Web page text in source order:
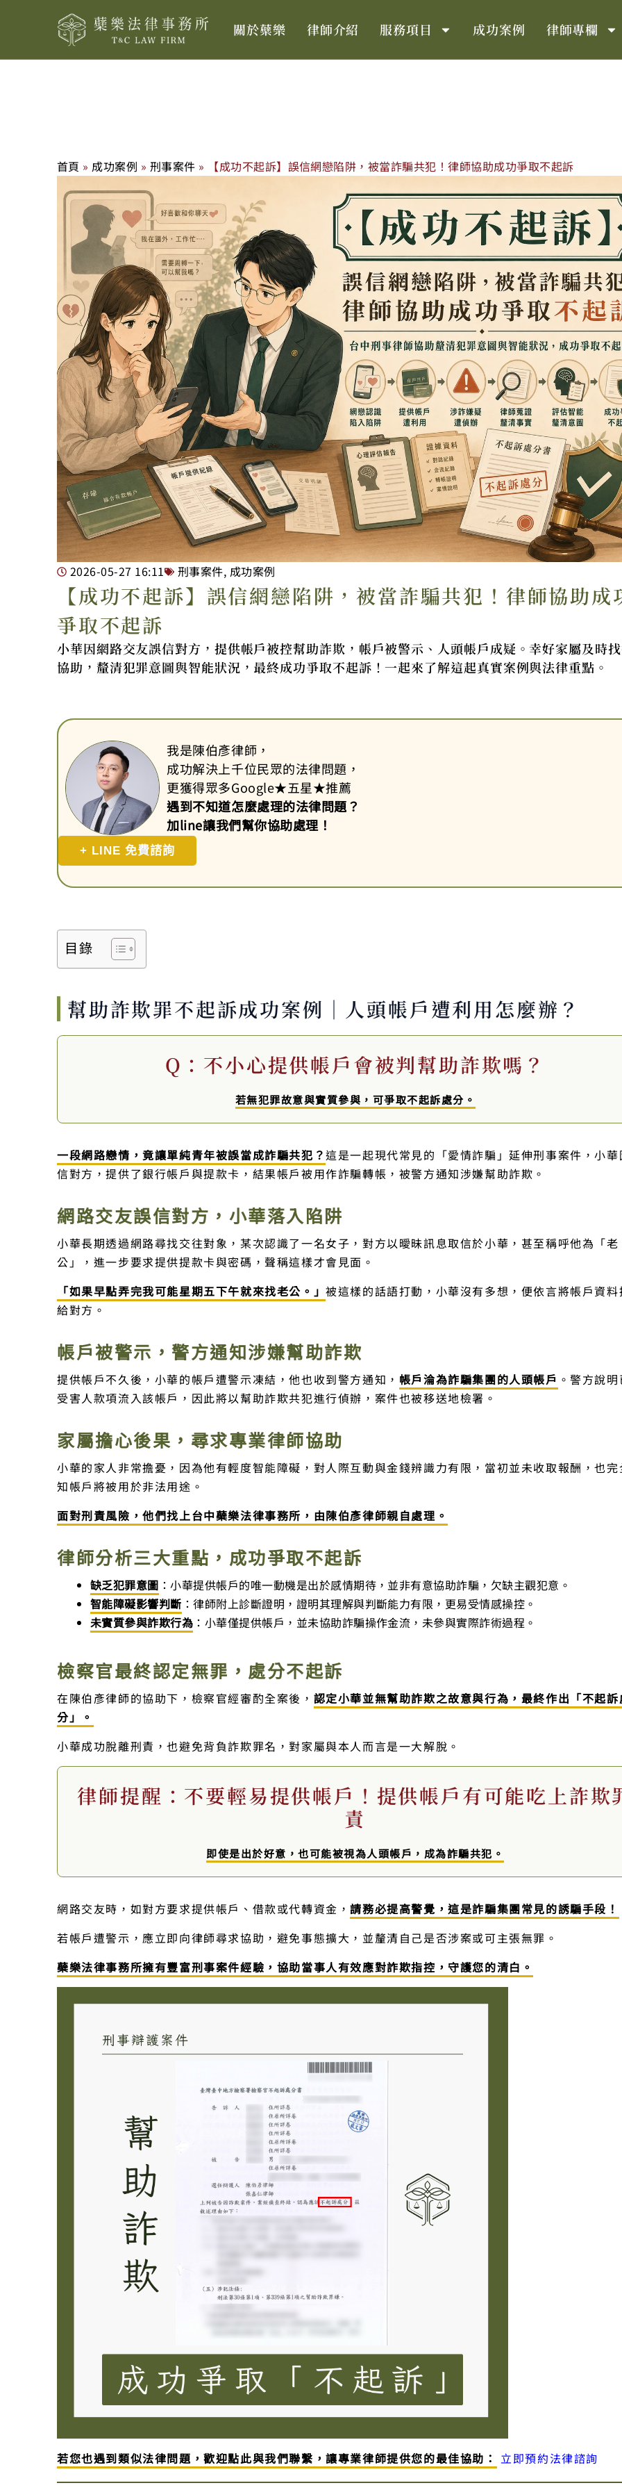
關於蘗樂 律師介紹 服務項目 成功案例 律師專欄
首頁 » 成功案例 » 刑事案件 » 【成功不起訴】誤信網戀陷阱，被當詐騙共犯！律師協助成功爭取不起訴
2026-05-27 16:11 刑事案件, 成功案例
【成功不起訴】誤信網戀陷阱，被當詐騙共犯！律師協助成
爭取不起訴
小華因網路交友誤信對方，提供帳戶被控幫助詐欺，帳戶被警示、人頭帳戶成疑。幸好家屬及時
協助，釐清犯罪意圖與智能狀況，最終成功爭取不起訴！一起來了解這起真實案例與法律重點。
我是陳伯彥律師，
成功解決上千位民眾的法律問題，
更獲得眾多Google★五星★推薦
遇到不知道怎麼處理的法律問題？
加line讓我們幫你協助處理！
+ LINE 免費諮詢
目錄
幫助詐欺罪不起訴成功案例｜人頭帳戶遭利用怎麼辦？
Q：不小心提供帳戶會被判幫助詐欺嗎？
若無犯罪故意與實質參與，可爭取不起訴處分。
一段網路戀情，竟讓單純青年被誤當成詐騙共犯？這是一起現代常見的「愛情詐騙」延伸刑事案件，小
信對方，提供了銀行帳戶與提款卡，結果帳戶被用作詐騙轉帳，被警方通知涉嫌幫助詐欺。
網路交友誤信對方，小華落入陷阱
小華長期透過網路尋找交往對象，某次認識了一名女子，對方以曖昧訊息取信於小華，甚至稱呼他為「老
公」，進一步要求提供提款卡與密碼，聲稱這樣才會見面。
「如果早點弄完我可能星期五下午就來找老公。」被這樣的話語打動，小華沒有多想，便依言將帳戶資
給對方。
帳戶被警示，警方通知涉嫌幫助詐欺
提供帳戶不久後，小華的帳戶遭警示凍結，他也收到警方通知， 帳戶淪為詐騙集團的人頭帳戶 。警方說
受害人款項流入該帳戶，因此將以幫助詐欺共犯進行偵辦，案件也被移送地檢署。
家屬擔心後果，尋求專業律師協助
小華的家人非常擔憂，因為他有輕度智能障礙，對人際互動與金錢辨識力有限，當初並未收取報酬，也
知帳戶將被用於非法用途。
面對刑責風險，他們找上台中蘗樂法律事務所，由陳伯彥律師親自處理。
律師分析三大重點，成功爭取不起訴
缺乏犯罪意圖 ：小華提供帳戶的唯一動機是出於感情期待，並非有意協助詐騙，欠缺主觀犯意。
智能障礙影響判斷 ：律師附上診斷證明，證明其理解與判斷能力有限，更易受情感操控。
未實質參與詐欺行為 ：小華僅提供帳戶，並未協助詐騙操作金流，未參與實際詐術過程。
檢察官最終認定無罪，處分不起訴
在陳伯彥律師的協助下，檢察官經審酌全案後， 認定小華並無幫助詐欺之故意與行為，最終作出「不起訴
分」。
小華成功脫離刑責，也避免背負詐欺罪名，對家屬與本人而言是一大解脫。
律師提醒：不要輕易提供帳戶！提供帳戶有可能吃上詐欺
責
即使是出於好意，也可能被視為人頭帳戶，成為詐騙共犯。
網路交友時，如對方要求提供帳戶、借款或代轉資金，請務必提高警覺，這是詐騙集團常見的誘騙手段！
若帳戶遭警示，應立即向律師尋求協助，避免事態擴大，並釐清自己是否涉案或可主張無罪。
蘗樂法律事務所擁有豐富刑事案件經驗，協助當事人有效應對詐欺指控，守護您的清白。
若您也遇到類似法律問題，歡迎點此與我們聯繫，讓專業律師提供您的最佳協助： 立即預約法律諮詢